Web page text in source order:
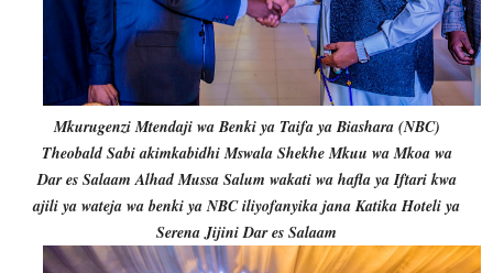
Mkurugenzi Mtendaji wa Benki ya Taifa ya Biashara (NBC)
Theobald Sabi akimkabidhi Mswala Shekhe Mkuu wa Mkoa wa
Dar es Salaam Alhad Mussa Salum wakati wa hafla ya Iftari kwa
ajili ya wateja wa benki ya NBC iliyofanyika jana Katika Hoteli ya
Serena Jijini Dar es Salaam